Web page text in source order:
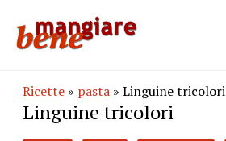
Ricette » pasta » Linguine tricolori
Linguine tricolori